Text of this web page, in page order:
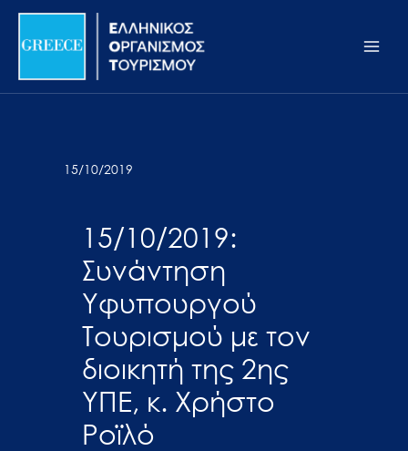
Σημείωση:
ιστότοπος
προσβασιμότητας.
Μετάβαση
περιεχόμενο
15/10/2019
15/10/2019:
Συνάντηση
Υφυπουργού
Τουρισμού με τον
διοικητή της 2ης
ΥΠΕ, κ. Χρήστο
Ροϊλό